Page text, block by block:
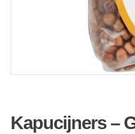
Kapucijners –